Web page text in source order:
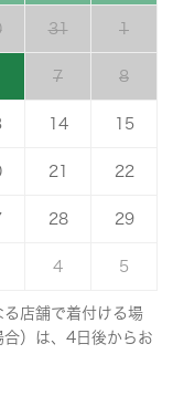
31 1
7 8
14 15
21 22
28 29
4 5
店舗で着付ける場
）は、4日後からお